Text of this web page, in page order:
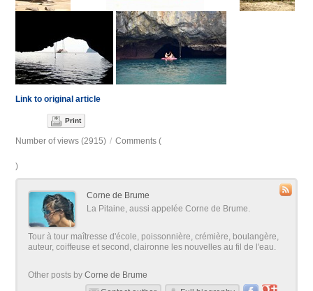
Link to original article
Print
Number of views (2915) / Comments (
)
Corne de Brume
La Pitaine, aussi appelée Corne de Brume.
Tour à tour maîtresse d'école, poissonnière, crémière, boulangère,
auteur, coiffeuse et second, claironne les nouvelles au fil de l'eau.
Other posts byCorne de Brume